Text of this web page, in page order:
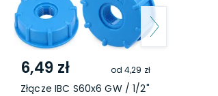
6,49 zł od4,29 zł
Złącze IBC S60x6 GW / 1/2"